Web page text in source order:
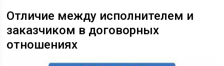
Отличие между исполнителем и
заказчиком в договорных
отношениях